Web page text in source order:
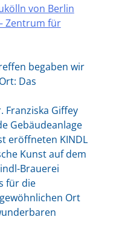
von Berlin
Zentrum für
begaben wir
Das
Franziska Giffey
Gebäudeanlage
eröffneten KINDL
Kunst auf dem
Brauerei
für die
Ort